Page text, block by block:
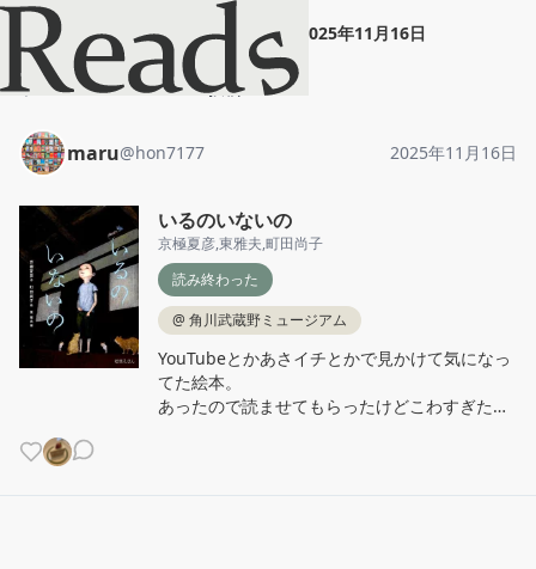
maru"いるのいないの 2025年11月16日
ホーム maru 投稿
maru@hon7177 2025年11月16日
いるのいないの
京極夏彦,東雅夫,町田尚子
読み終わった
@ 角川武蔵野ミュージアム
YouTubeとかあさイチとかで見かけて気になっ
てた絵本。
あったので読ませてもらったけどこわすぎた…